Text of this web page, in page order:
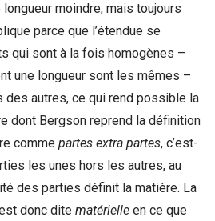
longueur moindre, mais toujours
parce que l’étendue se
qui sont à la fois homogènes –
une longueur sont les mêmes –
des autres, ce qui rend possible la
dont Bergson reprend la définition
comme partes extra partes, c’est-
les unes hors les autres, au
des parties définit la matière. La
donc dite matérielle en ce que